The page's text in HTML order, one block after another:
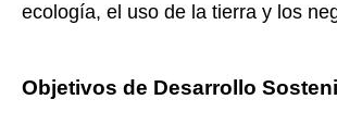
ecología, el uso de la tierra y los
Objetivos de Desarrollo